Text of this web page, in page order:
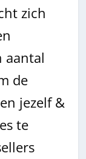
zich
aantal
de
jezelf &
te